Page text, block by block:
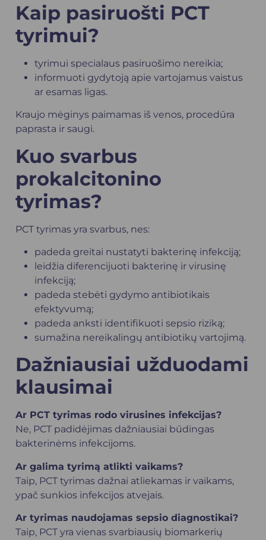
Kaip pasiruošti PCT
tyrimui?
tyrimui specialaus pasiruošimo nereikia;
informuoti gydytoją apie vartojamus vaistus
ar esamas ligas.
Kraujo mėginys paimamas iš venos, procedūra
paprasta ir saugi.
Kuo svarbus
prokalcitonino
tyrimas?
PCT tyrimas yra svarbus, nes:
padeda greitai nustatyti bakterinę infekciją;
leidžia diferencijuoti bakterinę ir virusinę
infekciją;
padeda stebėti gydymo antibiotikais
efektyvumą;
padeda anksti identifikuoti sepsio riziką;
sumažina nereikalingų antibiotikų vartojimą.
Dažniausiai užduodami
klausimai
Ar PCT tyrimas rodo virusines infekcijas?
Ne, PCT padidėjimas dažniausiai būdingas
bakterinėms infekcijoms.
Ar galima tyrimą atlikti vaikams?
Taip, PCT tyrimas dažnai atliekamas ir vaikams,
ypač sunkios infekcijos atvejais.
Ar tyrimas naudojamas sepsio diagnostikai?
Taip, PCT yra vienas svarbiausių biomarkerių